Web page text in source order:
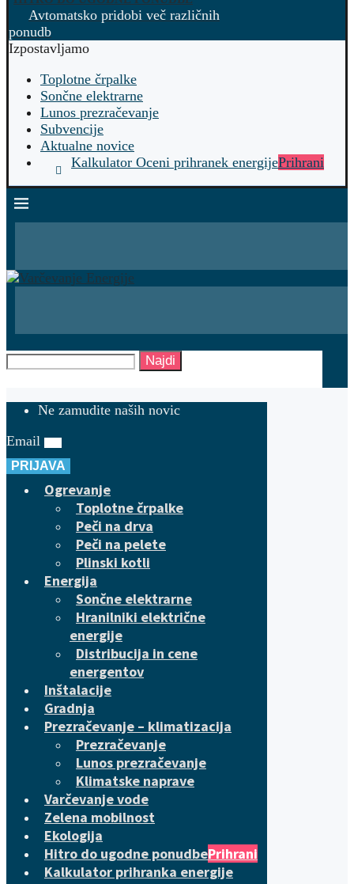
Avtomatsko pridobi več različnih
ponudb
Izpostavljamo
Toplotne črpalke
Sončne elektrarne
Lunos prezračevanje
Subvencije
Aktualne novice
Kalkulator Oceni prihranek energijePrihrani
Najdi
Ne zamudite naših novic
Email
PRIJAVA
Ogrevanje
Toplotne črpalke
Peči na drva
Peči na pelete
Plinski kotli
Energija
Sončne elektrarne
Hranilniki električne
energije
Distribucija in cene
energentov
Inštalacije
Gradnja
Prezračevanje – klimatizacija
Prezračevanje
Lunos prezračevanje
Klimatske naprave
Varčevanje vode
Zelena mobilnost
Ekologija
Hitro do ugodne ponudbePrihrani
Kalkulator prihranka energije